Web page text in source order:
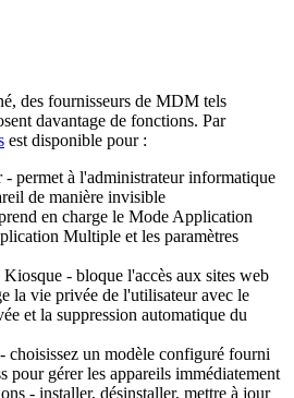
des fournisseurs de MDM tels
davantage de fonctions. Par
est disponible pour :
permet à l'administrateur informatique
de manière invisible
en charge le Mode Application
Multiple et les paramètres
- bloque l'accès aux sites web
la vie privée de l'utilisateur avec le
et la suppression automatique du
choisissez un modèle configuré fourni
pour gérer les appareils immédiatement
- installer, désinstaller, mettre à jour